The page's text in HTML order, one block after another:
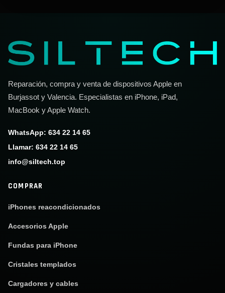
Reparación, compra y venta de dispositivos Apple en
Burjassot y Valencia. Especialistas en iPhone, iPad,
MacBook y Apple Watch.
WhatsApp: 634 22 14 65
Llamar: 634 22 14 65
info@siltech.top
COMPRAR
iPhones reacondicionados
Accesorios Apple
Fundas para iPhone
Cristales templados
Cargadores y cables